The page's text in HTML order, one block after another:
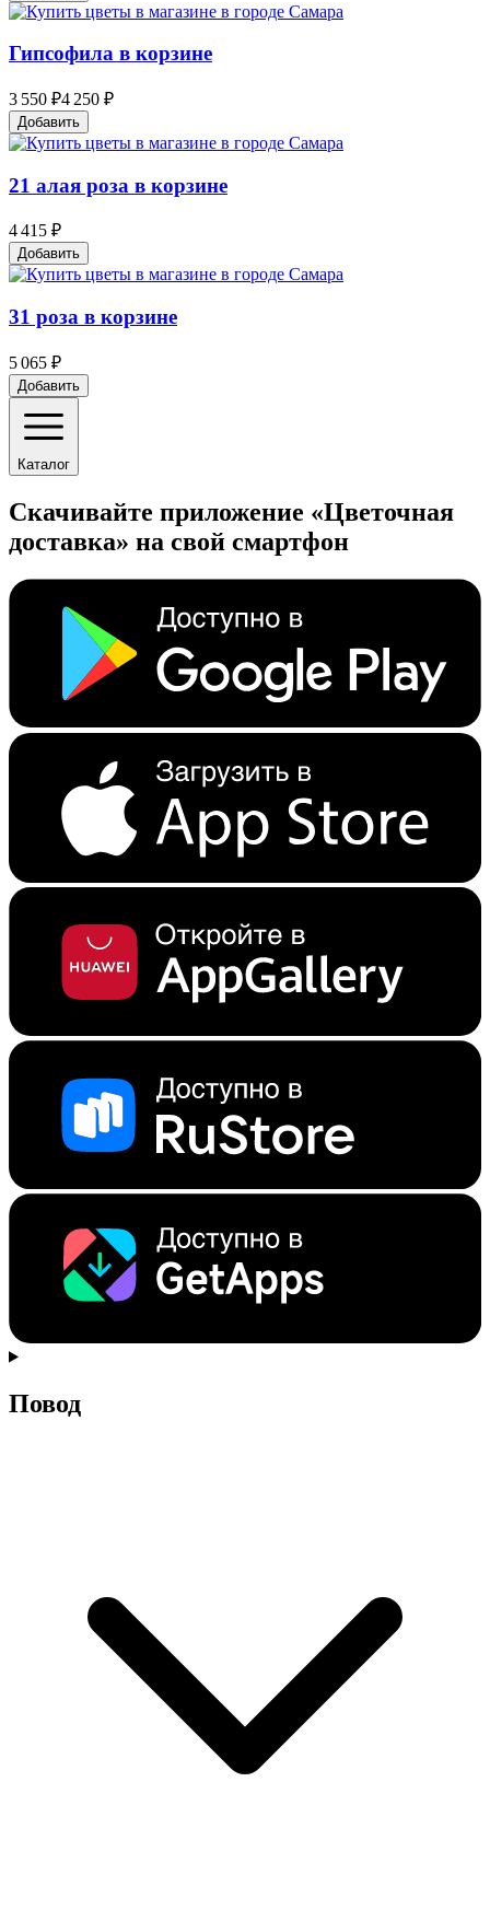
Гипсофила в корзине
3 550 ₽4 250 ₽
Добавить
21 алая роза в корзине
4 415 ₽
Добавить
31 роза в корзине
5 065 ₽
Добавить
Каталог
Скачивайте приложение «Цветочная
доставка» на свой смартфон
Повод